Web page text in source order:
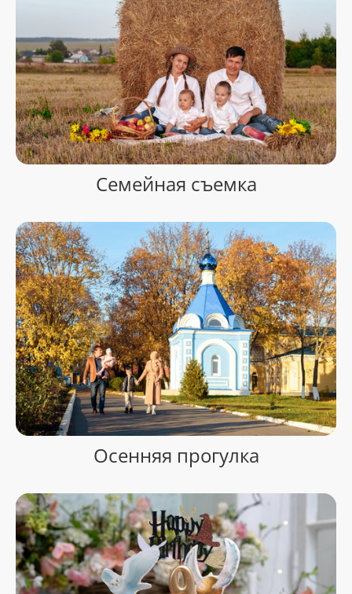
Семейная съемка
Осенняя прогулка